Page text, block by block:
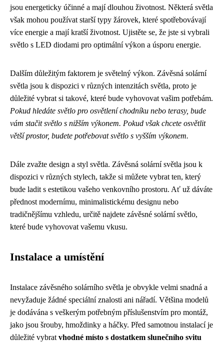
jsou energeticky účinné a mají dlouhou životnost. Některá světla
však mohou používat starší typy žárovek, které spotřebovávají
více energie a mají kratší životnost. Ujistěte se, že jste si vybrali
světlo s LED diodami pro optimální výkon a úsporu energie.
Dalším důležitým faktorem je světelný výkon. Závěsná solární
světla jsou k dispozici v různých intenzitách světla, proto je
důležité vybrat si takové, které bude vyhovovat vašim potřebám.
Pokud hledáte světlo pro osvětlení chodníku nebo terasy, bude
vám stačit světlo s nižším výkonem. Pokud však chcete osvětlit
větší prostor, budete potřebovat světlo s vyšším výkonem.
Dále zvažte design a styl světla. Závěsná solární světla jsou k
dispozici v různých stylech, takže si můžete vybrat ten, který
bude ladit s estetikou vašeho venkovního prostoru. Ať už dáváte
přednost modernímu, minimalistickému designu nebo
tradičnějšímu vzhledu, určitě najdete závěsné solární světlo,
které bude vyhovovat vašemu vkusu.
Instalace a umístění
Instalace závěsného solárního světla je obvykle velmi snadná a
nevyžaduje žádné speciální znalosti ani nářadí. Většina modelů
je dodávána s veškerým potřebným příslušenstvím pro montáž,
jako jsou šrouby, hmoždinky a háčky. Před samotnou instalací je
důležité vybrat vhodné místo s dostatkem slunečního svitu